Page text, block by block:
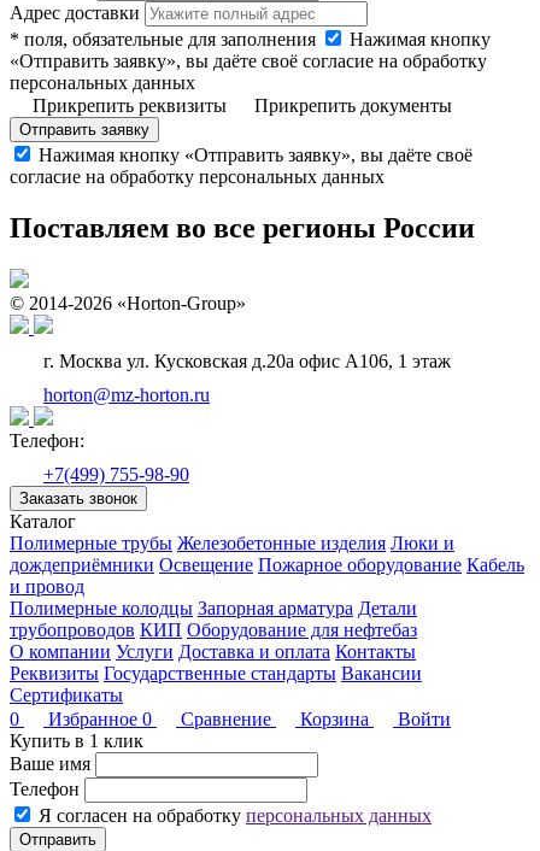
Адрес доставки
* поля, обязательные для заполнения
Нажимая кнопку
«Отправить заявку», вы даёте своё согласие на обработку
персональных данных
Прикрепить реквизиты
Прикрепить документы
Отправить заявку
Нажимая кнопку «Отправить заявку», вы даёте своё
согласие на обработку персональных данных
Поставляем во все регионы России
© 2014-2026 «Horton-Group»
г. Москва ул. Кусковская д.20а офис А106, 1 этаж
horton@mz-horton.ru
Телефон:
+7(499) 755-98-90
Заказать звонок
Каталог
Полимерные трубы Железобетонные изделия Люки и
дождеприёмники Освещение Пожарное оборудование Кабель
и провод
Полимерные колодцы Запорная арматура Детали
трубопроводов КИП Оборудование для нефтебаз
О компании Услуги Доставка и оплата Контакты
Реквизиты Государственные стандарты Вакансии
Сертификаты
0
Избранное 0 Сравнение Корзина
Войти
Купить в 1 клик
Ваше имя
Телефон
Я согласен на обработку персональных данных
Отправить